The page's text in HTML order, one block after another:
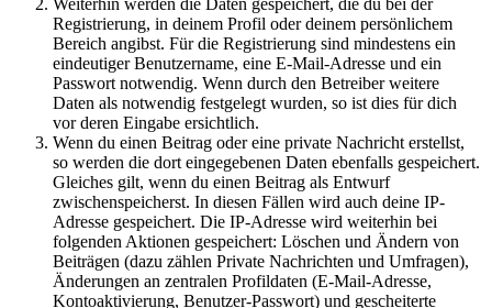
Registrierung, in deinem Profil oder deinem persönlichem
Bereich angibst. Für die Registrierung sind mindestens ein
eindeutiger Benutzername, eine E-Mail-Adresse und ein
Passwort notwendig. Wenn durch den Betreiber weitere
Daten als notwendig festgelegt wurden, so ist dies für dich
vor deren Eingabe ersichtlich.
Wenn du einen Beitrag oder eine private Nachricht erstellst,
so werden die dort eingegebenen Daten ebenfalls gespeichert.
Gleiches gilt, wenn du einen Beitrag als Entwurf
zwischenspeicherst. In diesen Fällen wird auch deine IP-
Adresse gespeichert. Die IP-Adresse wird weiterhin bei
folgenden Aktionen gespeichert: Löschen und Ändern von
Beiträgen (dazu zählen Private Nachrichten und Umfragen),
Änderungen an zentralen Profildaten (E-Mail-Adresse,
Kontoaktivierung, Benutzer-Passwort) und gescheiterte